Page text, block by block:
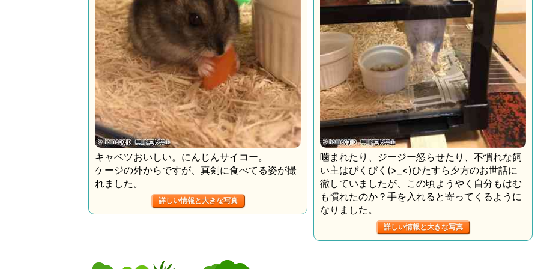
キャベツおいしい。にんじんサイコー。
ケージの外からですが、真剣に食べてる姿が撮
れました。
詳しい情報と大きな写真
噛まれたり、ジージー怒らせたり、不慣れな飼
い主はびくびく(>_<)ひたすら夕方のお世話に
徹していましたが、この頃ようやく自分もはむ
も慣れたのか？手を入れると寄ってくるように
なりました。
詳しい情報と大きな写真